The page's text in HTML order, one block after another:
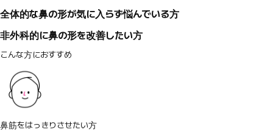
全体的な鼻の形が気に入らず悩んでいる方
非外科的に鼻の形を改善したい方
こんな方におすすめ
鼻筋をはっきりさせたい方